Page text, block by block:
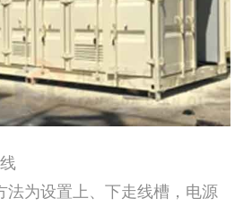
法为设置上、下走线槽，电源